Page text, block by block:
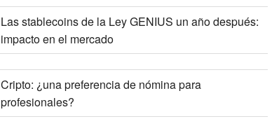
Las stablecoins de la Ley GENIUS un año después:
impacto en el mercado
Cripto: ¿una preferencia de nómina para
profesionales?